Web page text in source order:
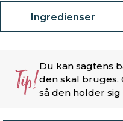
Ingredienser
Tip!Du kan sagtens
den skal bruges.
så den holder sig